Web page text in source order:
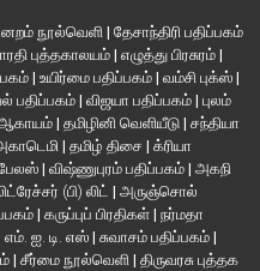
நூல்வெளி | தேசாந்திரி பதிப்பகம்
புத்தகாலயம்| எழுத்து பிரசுரம் |
| உயிர்மை பதிப்பகம் | வம்சி புக்ஸ் |
பதிப்பகம்| விஜயா பதிப்பகம் | புலம்
ஆகாயம் | தமிழினி வெளியீடு | சந்தியா
| தமிழ் திசை | க்ரியா
பேலஸ்| விஷ்ணுபுரம் பதிப்பகம் | அகநி
(பி) லிட் | அருஞ்சொல்
| கருப்புப் பிரதிகள் | நர்மதா
எம். ஐ. டி. எஸ் | சுவாசம் பதிப்பகம் |
| சீர்மை நூல்வெளி | திருவரசு புத்தக